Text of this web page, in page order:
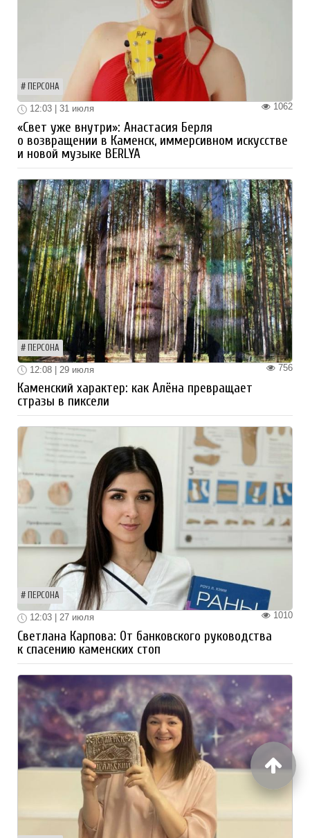
ПЕРСОНА
1062
12:03 | 31 июля
«Свет уже внутри»: Анастасия Берля
о возвращении в Каменск, иммерсивном искусстве
и новой музыке BERLYA
ПЕРСОНА
756
12:08 | 29 июля
Каменский характер: как Алёна превращает
стразы в пиксели
ПЕРСОНА
1010
12:03 | 27 июля
Светлана Карпова: От банковского руководства
к спасению каменских стоп